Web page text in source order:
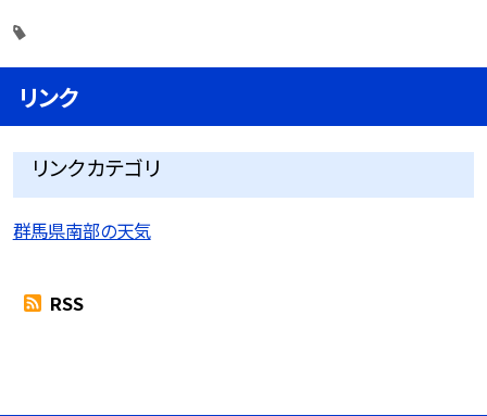
リンク
リンクカテゴリ
群馬県南部の天気
RSS